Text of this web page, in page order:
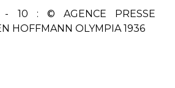
: © AGENCE PRESSE
HOFFMANN OLYMPIA 1936